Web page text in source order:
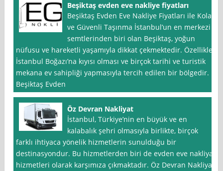
Beşiktaş evden eve nakliye fiyatları
Beşiktaş Evden Eve Nakliye Fiyatları ile Kolay
ve Güvenli Taşınma İstanbul’un en merkezi
semtlerinden biri olan Beşiktaş, yoğun
nüfusu ve hareketli yaşamıyla dikkat çekmektedir. Özellikle
İstanbul Boğazı’na kıyısı olması ve birçok tarihi ve turistik
mekana ev sahipliği yapmasıyla tercih edilen bir bölgedir.
Beşiktaş Evden
Öz Devran Nakliyat
İstanbul, Türkiye’nin en büyük ve en
kalabalık şehri olmasıyla birlikte, birçok
farklı ihtiyaca yönelik hizmetlerin sunulduğu bir
destinasyondur. Bu hizmetlerden biri de evden eve nakliyat
hizmetleri olarak karşımıza çıkmaktadır. Öz Devran Nakliyat